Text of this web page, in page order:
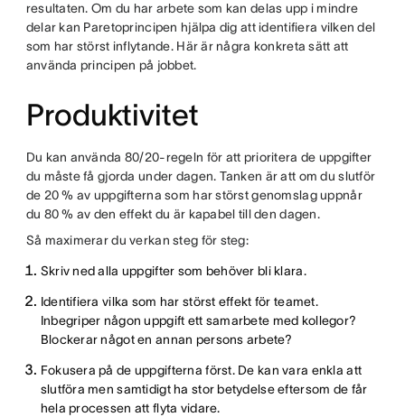
resultaten. Om du har arbete som kan delas upp i mindre
delar kan Paretoprincipen hjälpa dig att identifiera vilken del
som har störst inflytande. Här är några konkreta sätt att
använda principen på jobbet.
Produktivitet
Du kan använda 80/20-regeln för att prioritera de uppgifter
du måste få gjorda under dagen. Tanken är att om du slutför
de 20 % av uppgifterna som har störst genomslag uppnår
du 80 % av den effekt du är kapabel till den dagen.
Så maximerar du verkan steg för steg:
Skriv ned alla uppgifter som behöver bli klara.
Identifiera vilka som har störst effekt för teamet.
Inbegriper någon uppgift ett samarbete med kollegor?
Blockerar något en annan persons arbete?
Fokusera på de uppgifterna först. De kan vara enkla att
slutföra men samtidigt ha stor betydelse eftersom de får
hela processen att flyta vidare.